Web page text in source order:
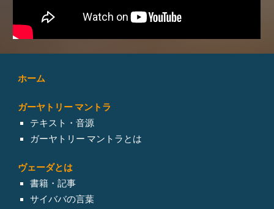
ホーム
ガーヤトリー マントラ
テキスト・音源
ガーヤトリー マントラとは
ヴェーダとは
書籍・記事
サイババの言葉